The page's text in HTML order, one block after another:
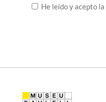
He leído y acepto la